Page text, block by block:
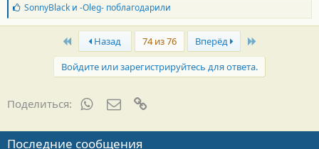
Б
л
а
о
т
и
SonnyBlackи -Oleg-поблагодарили
First Назад 74 из 76 Вперёд
Войдите или зарегистрируйтесь для ответа.
Поделиться: WhatsAppЭлектронная почта
Последние сообщения